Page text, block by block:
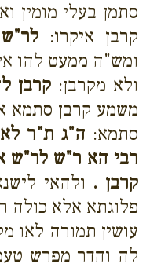
סתמן בעלי מומין
קרבן איקרו:
ומש"ה ממעט להו
ולא מקרבן:קרבן
משמע קרבן סתמא
סתמא: ה"ג ת"ר
רבי הא ר"ש לר"ש
קרבן . ולהאי
פלוגתא אלא כולה
עושין תמורה לאו
לה והדר מפרש